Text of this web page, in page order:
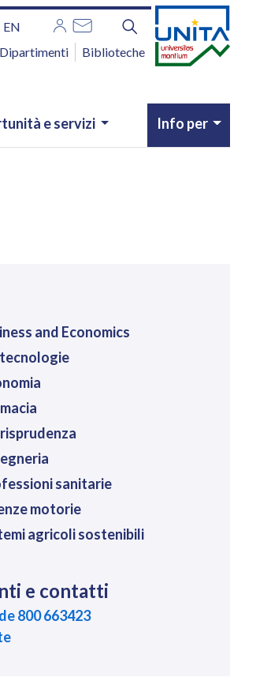
EN
Dipartimenti Biblioteche
e servizi Info per
and Economics
sanitarie
motorie
agricoli sostenibili
e contatti
800 663423